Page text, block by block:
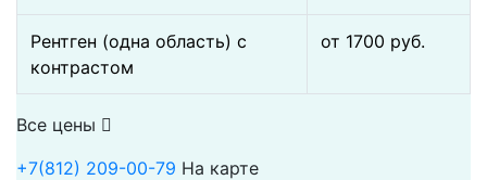
Рентген (одна область) с
контрастом
от 1700 pуб.
Все цены
+7(812) 209-00-79 На карте